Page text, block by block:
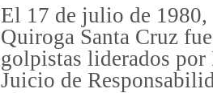
El 17 de julio de 1980,
Quiroga Santa Cruz
golpistas liderados
Juicio de